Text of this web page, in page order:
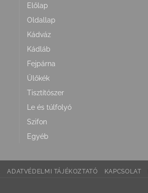
Előlap
Oldallap
Kádváz
Kádláb
Fejpárna
Ülőkék
Tisztítószer
Le és túlfolyó
Szifon
Egyéb
ADATVÉDELMI TÁJÉKOZTATÓ KAPCSOLAT